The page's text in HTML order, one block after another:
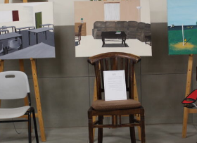
מקום שתמיד שמחתי ואהבתי לחזור אליו.
-